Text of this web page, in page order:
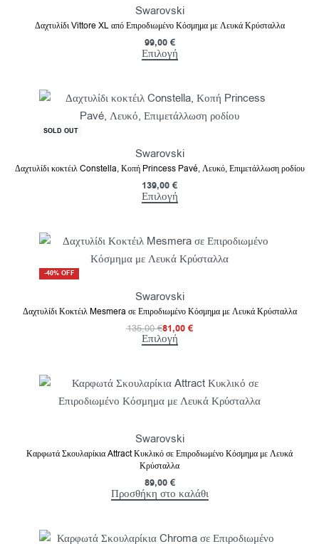
Swarovski
Δαχτυλίδι Vittore XL από Επιροδιωμένο Κόσμημα με Λευκά Κρύσταλλα
99,00 €
Επιλογή
SOLD OUT
Swarovski
Δαχτυλίδι κοκτέιλ Constella, Κοπή Princess Pavé, Λευκό, Επιμετάλλωση ροδίου
139,00 €
Επιλογή
-40% OFF
Swarovski
Δαχτυλίδι Κοκτέιλ Mesmera σε Επιροδιωμένο Κόσμημα με Λευκά Κρύσταλλα
135,00€81,00 €
Επιλογή
Swarovski
Καρφωτά Σκουλαρίκια Attract Κυκλικό σε Επιροδιωμένο Κόσμημα με Λευκά
Κρύσταλλα
89,00 €
Προσθήκη στο καλάθι